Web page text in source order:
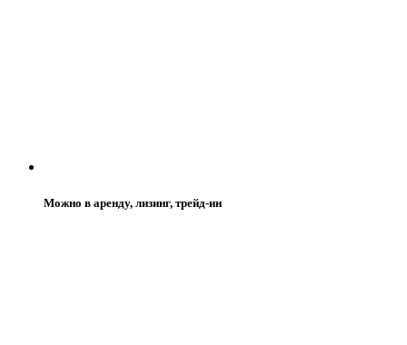
Можно в аренду, лизинг, трейд-ин